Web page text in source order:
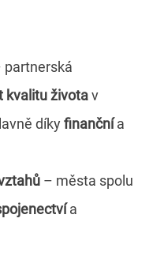
partnerská
kvalitu životav
díkyfinančnía
– města spolu
a